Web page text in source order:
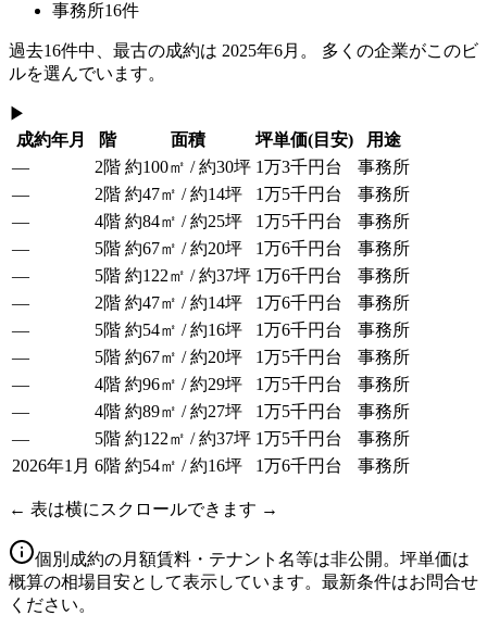
事務所16件
過去16件中、最古の成約は 2025年6月 。 多くの企業がこのビ
ルを選んでいます。
▶
成約年月
階 面積 坪単価(目安)
用途
—
2階 約100㎡ / 約30坪 1万3千円台
事務所
—
2階 約47㎡ / 約14坪 1万5千円台
事務所
—
4階 約84㎡ / 約25坪 1万5千円台
事務所
—
5階 約67㎡ / 約20坪 1万6千円台
事務所
—
5階 約122㎡ / 約37坪 1万6千円台
事務所
—
2階 約47㎡ / 約14坪 1万6千円台
事務所
—
5階 約54㎡ / 約16坪 1万6千円台
事務所
—
5階 約67㎡ / 約20坪 1万5千円台
事務所
—
4階 約96㎡ / 約29坪 1万5千円台
事務所
—
4階 約89㎡ / 約27坪 1万5千円台
事務所
—
5階 約122㎡ / 約37坪 1万5千円台
事務所
2026年1月 6階 約54㎡ / 約16坪 1万6千円台 事務所
← 表は横にスクロールできます →
個別成約の月額賃料・テナント名等は非公開。坪単価は
概算の相場目安として表示しています。最新条件はお問合せ
ください。